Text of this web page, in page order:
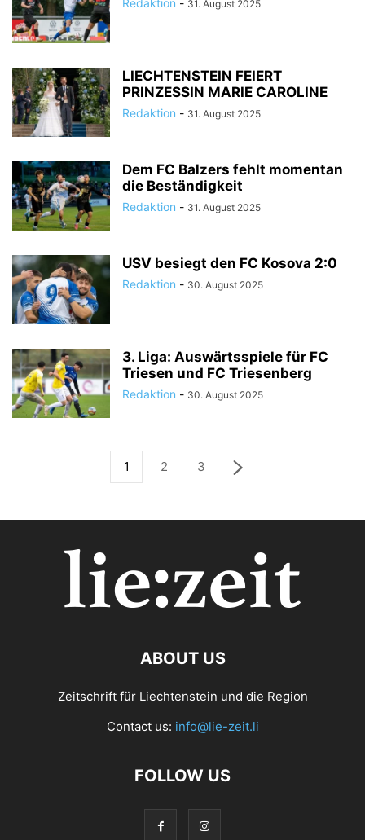
Redaktion - 31. August 2025
LIECHTENSTEIN FEIERT
PRINZESSIN MARIE CAROLINE
Redaktion - 31. August 2025
Dem FC Balzers fehlt momentan
die Beständigkeit
Redaktion - 31. August 2025
USV besiegt den FC Kosova 2:0
Redaktion - 30. August 2025
3. Liga: Auswärtsspiele für FC
Triesen und FC Triesenberg
Redaktion - 30. August 2025
1 2 3
ABOUT US
Zeitschrift für Liechtenstein und die Region
Contact us: info@lie-zeit.li
FOLLOW US